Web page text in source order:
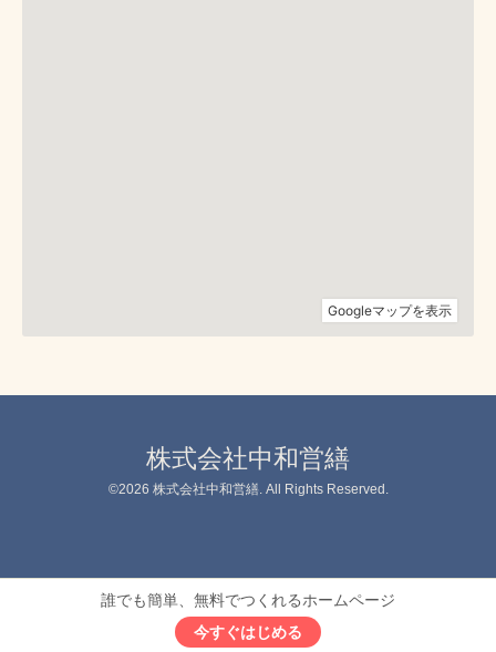
株式会社中和営繕
©2026 株式会社中和営繕. All Rights Reserved.
誰でも簡単、無料でつくれるホームページ
今すぐはじめる